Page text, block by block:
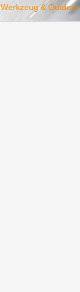
Werkzeug & Outdoor